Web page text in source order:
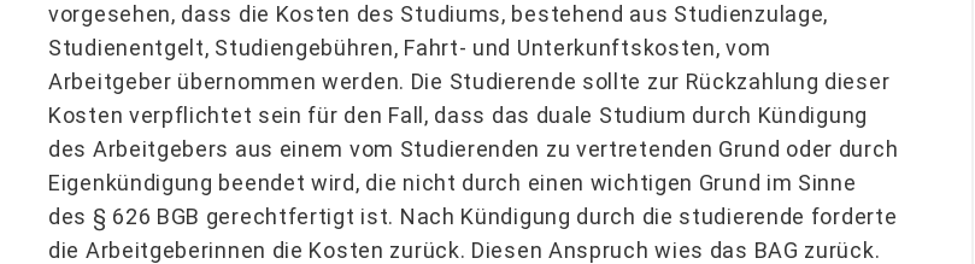
vorgesehen, dass die Kosten des Studiums, bestehend aus Studienzulage,
Studienentgelt, Studiengebühren, Fahrt- und Unterkunftskosten, vom
Arbeitgeber übernommen werden. Die Studierende sollte zur Rückzahlung dieser
Kosten verpflichtet sein für den Fall, dass das duale Studium durch Kündigung
des Arbeitgebers aus einem vom Studierenden zu vertretenden Grund oder durch
Eigenkündigung beendet wird, die nicht durch einen wichtigen Grund im Sinne
des § 626 BGB gerechtfertigt ist. Nach Kündigung durch die studierende forderte
die Arbeitgeberinnen die Kosten zurück. Diesen Anspruch wies das BAG zurück.